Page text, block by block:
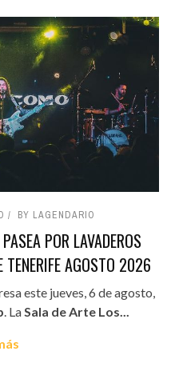
BY LAGENDARIO
POR LAVADEROS
TENERIFE AGOSTO 2026
este jueves, 6 de agosto,
. LaSala de Arte Los...